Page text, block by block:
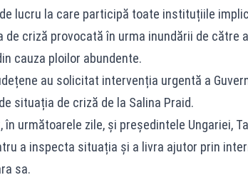
lucru la care participă toate instituțiile
criză provocată în urma inundării de către
cauza ploilor abundente.
au solicitat intervenția urgentă a
situația de criză de la Salina Praid.
următoarele zile, și președintele Ungariei,
a inspecta situația și a livra ajutor prin
sa.